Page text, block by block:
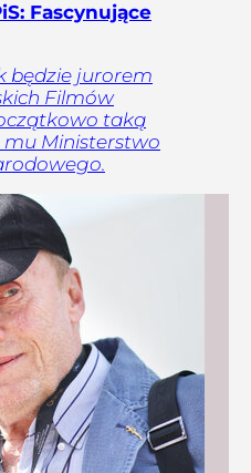
Fascynujące
będzie jurorem
Filmów
taką
mu Ministerstwo